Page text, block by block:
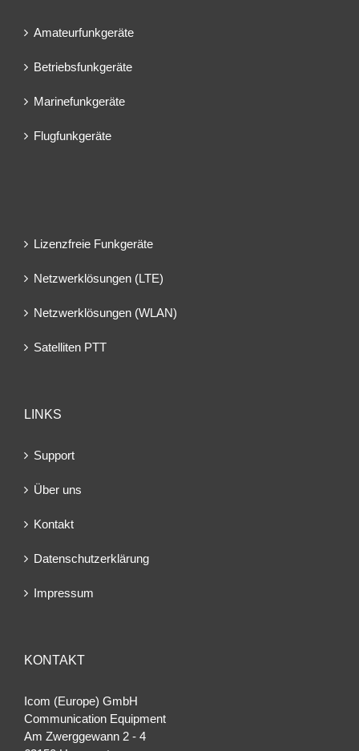
Amateurfunkgeräte
Betriebsfunkgeräte
Marinefunkgeräte
Flugfunkgeräte
Lizenzfreie Funkgeräte
Netzwerklösungen (LTE)
Netzwerklösungen (WLAN)
Satelliten PTT
LINKS
Support
Über uns
Kontakt
Datenschutzerklärung
Impressum
KONTAKT
Icom (Europe) GmbH
Communication Equipment
Am Zwerggewann 2 ‐ 4